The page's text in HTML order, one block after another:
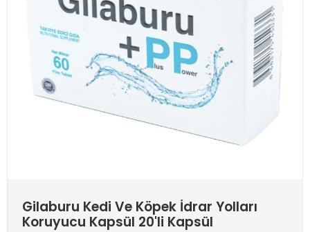
Gilaburu Kedi Ve Köpek İdrar Yolları
Koruyucu Kapsül 20'li Kapsül